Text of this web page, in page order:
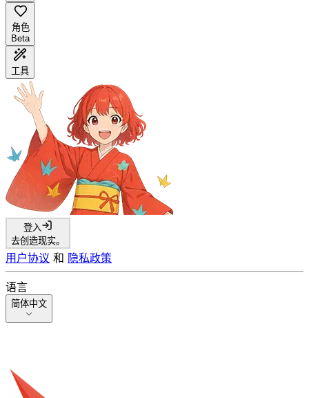
角色
Beta
工具
登入
去创造现实。
用户协议 和 隐私政策
语言
简体中文